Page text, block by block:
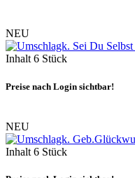
NEU
Inhalt 6 Stück
Preise nach Login sichtbar!
NEU
Inhalt 6 Stück